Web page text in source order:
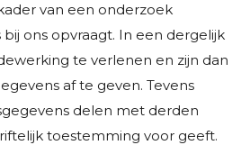
van een onderzoek
ons opvraagt. In een dergelijk
te verlenen en zijn dan
af te geven. Tevens
delen met derden
toestemming voor geeft.